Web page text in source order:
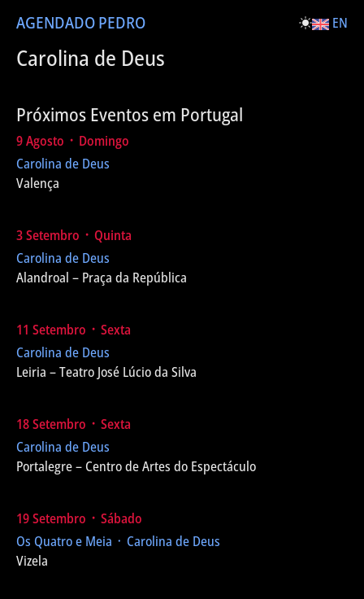
AGENDADO PEDRO EN
Carolina de Deus
Próximos Eventos em Portugal
9 Agosto ᛫ Domingo
Carolina de Deus
Valença
3 Setembro ᛫ Quinta
Carolina de Deus
Alandroal – Praça da República
11 Setembro ᛫ Sexta
Carolina de Deus
Leiria – Teatro José Lúcio da Silva
18 Setembro ᛫ Sexta
Carolina de Deus
Portalegre – Centro de Artes do Espectáculo
19 Setembro ᛫ Sábado
Os Quatro e Meia ᛫ Carolina de Deus
Vizela